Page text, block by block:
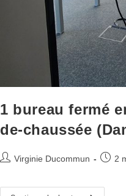
1 bureau fermé
de-chaussée
Virginie Ducommun 2